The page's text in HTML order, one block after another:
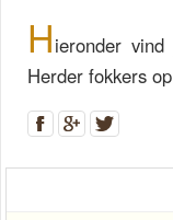
Hieronder
Herder fokkers